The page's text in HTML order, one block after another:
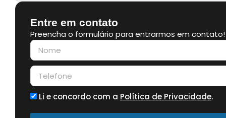
Entre em contato
Preencha o formulário para entrarmos em contato!
Li e concordo com a Política de Privacidade.